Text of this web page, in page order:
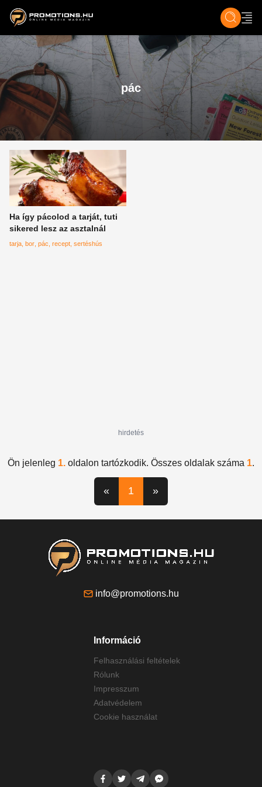
ZENE, FILM & KULT ÉLET TECH &
pác
Ha így pácolod a tarját, tuti
sikered lesz az asztalnál
tarja bor pác recept sertéshús
hirdetés
Ön jelenleg 1. oldalon tartózkodik. Összes oldalak száma 1.
« 1 »
info@promotions.hu
Információ
Felhasználási feltételek
Rólunk
Impresszum
Adatvédelem
Cookie használat